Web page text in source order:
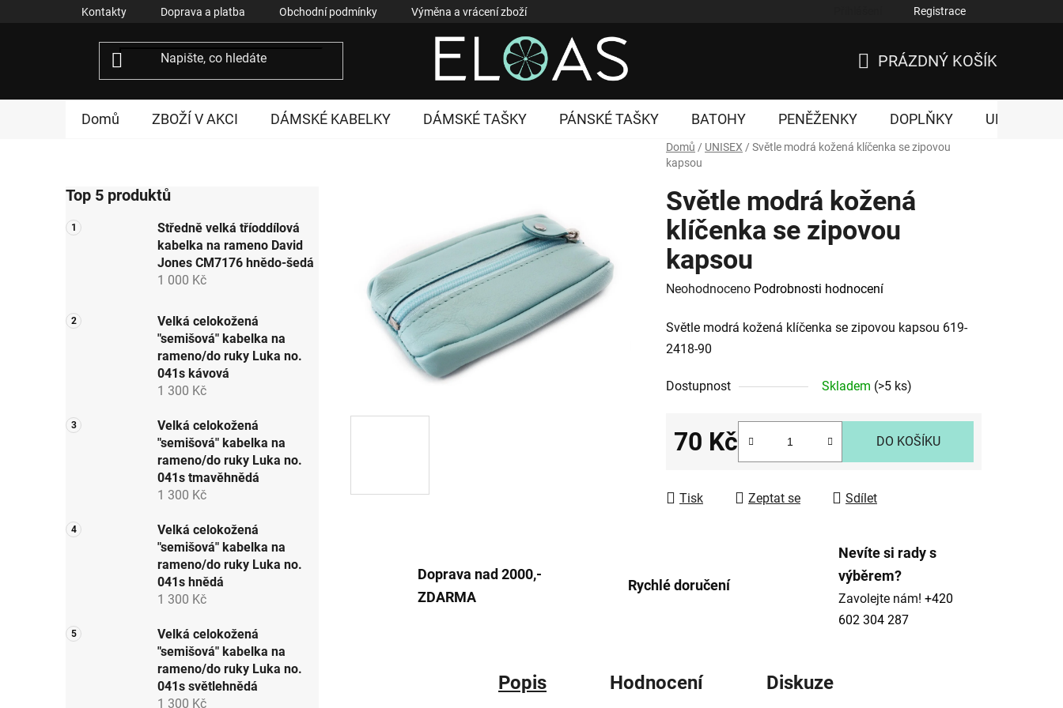
Kontakty Doprava a platba Obchodní podmínky Výměna a vrácení zboží Registrace
KOŠÍK
PRÁZDNÝ KOŠÍK
Domů ZBOŽÍ V AKCI DÁMSKÉ KABELKY DÁMSKÉ TAŠKY PÁNSKÉ TAŠKY BATOHY PENĚŽENKY DOPLŇKY UNISEX
Domů / UNISEX / Světle modrá kožená klíčenka se zipovou
kapsou
o
s
t
n
e
Top 5 produktů
Středně velká tříoddílová
kabelka na rameno David
Jones CM7176 hnědo-šedá
1 000 Kč
Velká celokožená
"semišová" kabelka na
rameno/do ruky Luka no.
041s kávová
1 300 Kč
Velká celokožená
"semišová" kabelka na
rameno/do ruky Luka no.
041s tmavěhnědá
1 300 Kč
Velká celokožená
"semišová" kabelka na
rameno/do ruky Luka no.
041s hnědá
1 300 Kč
Velká celokožená
"semišová" kabelka na
rameno/do ruky Luka no.
041s světlehnědá
1 300 Kč
Světle modrá kožená
klíčenka se zipovou
kapsou
Průměrné
produktu
je
z
hvězdiček.
Neohodnoceno Podrobnosti hodnocení
Světle modrá kožená klíčenka se zipovou kapsou 619-
2418-90
Dostupnost Skladem (>5 ks)
70 Kč
Měrná cena:
DO KOŠÍKU
Tisk Zeptat se Sdílet
Doprava nad 2000,-
ZDARMA
Rychlé doručení
Nevíte si rady s
výběrem?
Zavolejte nám! +420
602 304 287
Popis Hodnocení Diskuze